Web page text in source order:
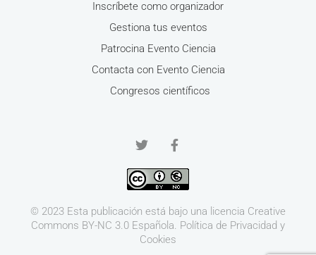
Inscríbete como organizador
Gestiona tus eventos
Patrocina Evento Ciencia
Contacta con Evento Ciencia
Congresos científicos
© 2023 Esta publicación está bajo una licencia Creative
Commons BY-NC 3.0 Española. Política de Privacidad y
Cookies